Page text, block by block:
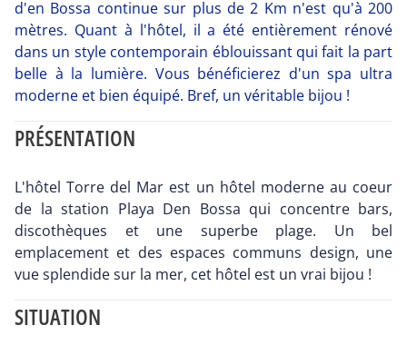
d'en Bossa continue sur plus de 2 Km n'est qu'à 200
mètres. Quant à l'hôtel, il a été entièrement rénové
dans un style contemporain éblouissant qui fait la part
belle à la lumière. Vous bénéficierez d'un spa ultra
moderne et bien équipé. Bref, un véritable bijou !
PRÉSENTATION
L'hôtel Torre del Mar est un hôtel moderne au coeur
de la station Playa Den Bossa qui concentre bars,
discothèques et une superbe plage. Un bel
emplacement et des espaces communs design, une
vue splendide sur la mer, cet hôtel est un vrai bijou !
SITUATION